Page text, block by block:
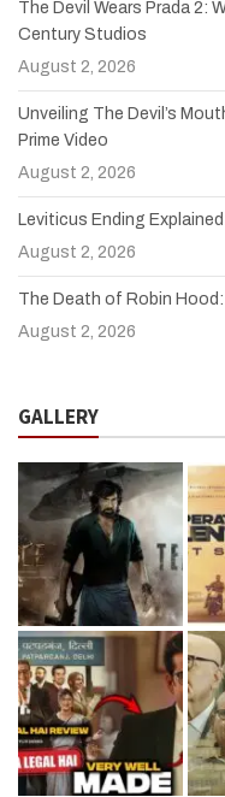
The Devil Wears Prada 2:
Century Studios
August 2, 2026
Unveiling The Devil’s
Prime Video
August 2, 2026
Leviticus Ending
August 2, 2026
The Death of Robin
August 2, 2026
GALLERY